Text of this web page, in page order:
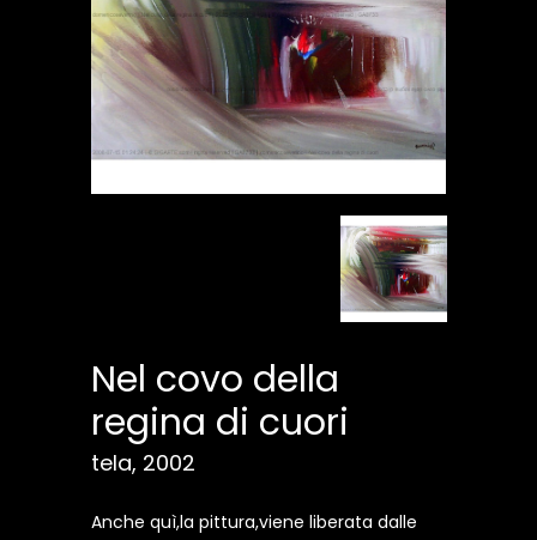
Nel covo della
regina di cuori
tela, 2002
Anche quì,la pittura,viene liberata dalle